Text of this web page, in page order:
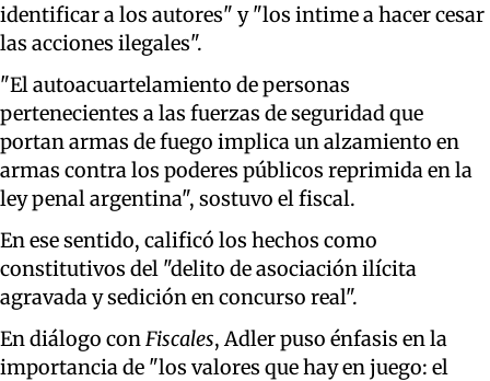
identificar a los autores" y "los intime a hacer cesar
las acciones ilegales".
"El autoacuartelamiento de personas
pertenecientes a las fuerzas de seguridad que
portan armas de fuego implica un alzamiento en
armas contra los poderes públicos reprimida en la
ley penal argentina", sostuvo el fiscal.
En ese sentido, calificó los hechos como
constitutivos del "delito de asociación ilícita
agravada y sedición en concurso real".
En diálogo conFiscales, Adler puso énfasis en la
importancia de "los valores que hay en juego: el